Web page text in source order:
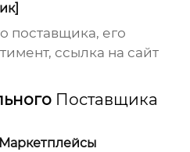
поставщика, его
ссылка на сайт
Поставщика